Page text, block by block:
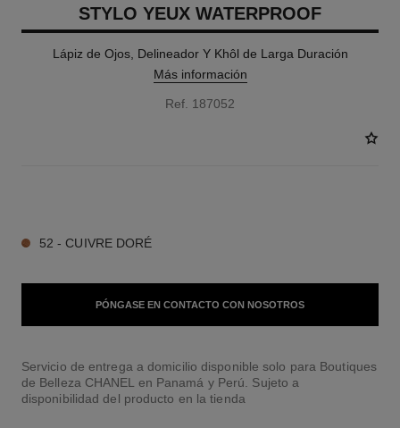
STYLO YEUX WATERPROOF
Lápiz de Ojos, Delineador Y Khôl de Larga Duración
Más información
Ref. 187052
52 - CUIVRE DORÉ
PÓNGASE EN CONTACTO CON NOSOTROS
Servicio de entrega a domicilio disponible solo para Boutiques
de Belleza CHANEL en Panamá y Perú. Sujeto a
disponibilidad del producto en la tienda